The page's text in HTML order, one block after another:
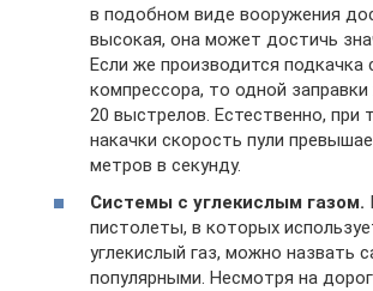
в подобном виде вооружения
высокая, она может достичь
Если же производится
компрессора, то одной заправки
20 выстрелов. Естественно, при
накачки скорость пули
метров в секунду.
Системы с углекислым газом.
пистолеты, в которых
углекислый газ, можно назвать
популярными. Несмотря на